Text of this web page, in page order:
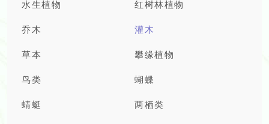
水生植物 红树林植物
乔木 灌木
草本 攀缘植物
鸟类 蝴蝶
蜻蜓 两栖类